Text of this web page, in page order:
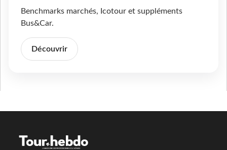
Benchmarks marchés, Icotour et suppléments
Bus&Car.
Découvrir